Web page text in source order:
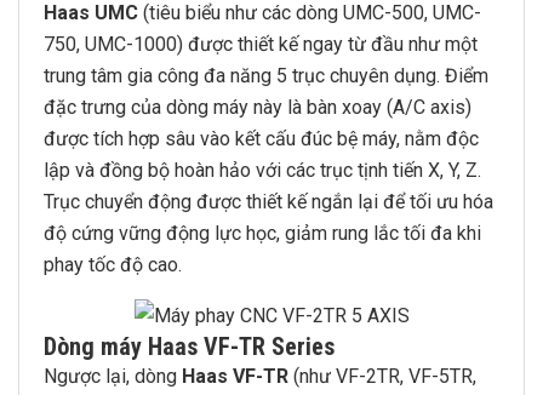
Haas UMC (tiêu biểu như các dòng UMC-500, UMC-
750, UMC-1000) được thiết kế ngay từ đầu như một
trung tâm gia công đa năng 5 trục chuyên dụng. Điểm
đặc trưng của dòng máy này là bàn xoay (A/C axis)
được tích hợp sâu vào kết cấu đúc bệ máy, nằm độc
lập và đồng bộ hoàn hảo với các trục tịnh tiến X, Y, Z.
Trục chuyển động được thiết kế ngắn lại để tối ưu hóa
độ cứng vững động lực học, giảm rung lắc tối đa khi
phay tốc độ cao.
Dòng máy Haas VF-TR Series
Ngược lại, dòng Haas VF-TR (như VF-2TR, VF-5TR,